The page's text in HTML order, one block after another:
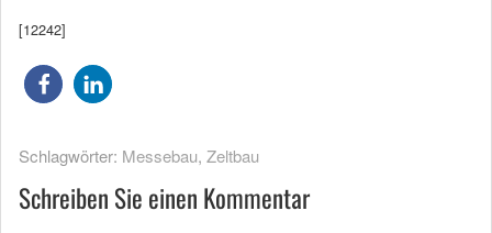
[12242]
Schlagwörter: Messebau, Zeltbau
Schreiben Sie einen Kommentar